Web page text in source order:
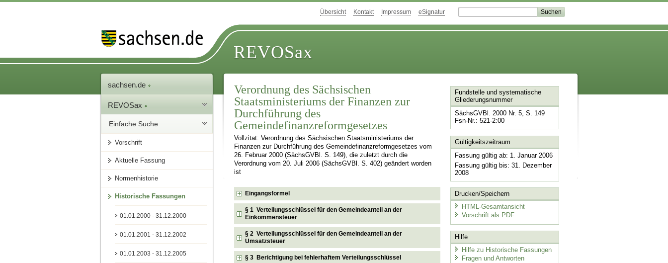
Übersicht Kontakt Impressum eSignatur
REVOSax
sachsen.de
REVOSax
Einfache Suche
Vorschrift
Aktuelle Fassung
Normenhistorie
Historische Fassungen
01.01.2000 - 31.12.2000
01.01.2001 - 31.12.2002
01.01.2003 - 31.12.2005
Verordnung des Sächsischen
Staatsministeriums der Finanzen zur
Durchführung des
Gemeindefinanzreformgesetzes
Vollzitat: Verordnung des Sächsischen Staatsministeriums der
Finanzen zur Durchführung des Gemeindefinanzreformgesetzes vom
26. Februar 2000 (SächsGVBl. S. 149), die zuletzt durch die
Verordnung vom 20. Juli 2006 (SächsGVBl. S. 402) geändert worden
ist
Eingangsformel
§ 1 Verteilungsschlüssel für den Gemeindeanteil an der
Einkommensteuer
§ 2 Verteilungsschlüssel für den Gemeindeanteil an der
Umsatzsteuer
§ 3 Berichtigung bei fehlerhaftem Verteilungsschlüssel
Fundstelle und systematische
Gliederungsnummer
SächsGVBl. 2000 Nr. 5, S. 149
Fsn-Nr.: 521-2:00
Gültigkeitszeitraum
Fassung gültig ab: 1. Januar 2006
Fassung gültig bis: 31. Dezember
2008
Drucken/Speichern
HTML-Gesamtansicht
Vorschrift als PDF
Hilfe
Hilfe zu Historische Fassungen
Fragen und Antworten